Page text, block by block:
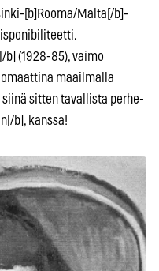
[b]Rooma/Malta[/b]-
b] (1928-85), vaimo
maailmalla
sitten tavallista perhe-
b], kanssa!